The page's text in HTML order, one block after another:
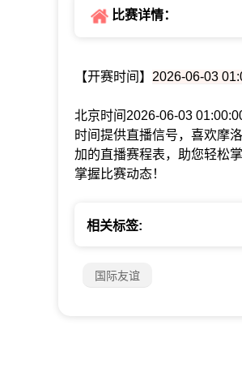
比赛详情：
【开赛时间】 2026-06-03
北京时间2026-06-03
时间提供直播信号，喜欢摩
加的直播赛程表，助您轻松
掌握比赛动态！
相关标签:
国际友谊